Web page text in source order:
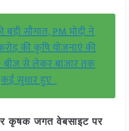
बड़ी सौगात, PM मोदी ने
की कृषि योजनाएं की
से लेकर बाजार तक
कई सुधार हुए
कृषक जगत वेबसाइट पर